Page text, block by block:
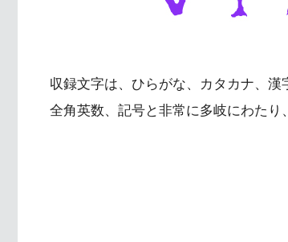
収録文字は、ひらがな、カタカナ、
全角英数、記号と非常に多岐にわたり